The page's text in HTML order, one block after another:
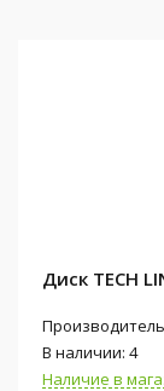
Диск TECH
В наличии: 4
Наличие в